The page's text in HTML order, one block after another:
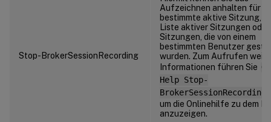
Stop-BrokerSessionRecording
Aufzeichnen anhalten für
bestimmte aktive Sitzung,
Liste aktiver Sitzungen
Sitzungen, die von einem
bestimmten Benutzer
wurden. Zum Aufrufen
Informationen führen Sie
Help Stop-
BrokerSessionRecording
um die Onlinehilfe zu dem
anzuzeigen.